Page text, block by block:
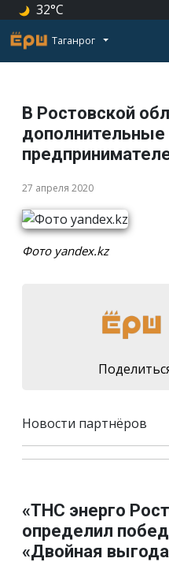
32°C
Таганрог
В Ростовской
27 апреля 2020
Фото yandex.kz
Новости партнёров
«ТНС энерго
определил
«Двойная